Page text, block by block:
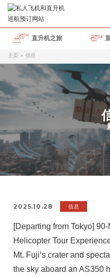
直升机之旅
主页 信息
2025.10.28 信息
[Departing from Tokyo]
Helicopter Tour
Mt. Fuji’s crater and
the sky aboard an AS350